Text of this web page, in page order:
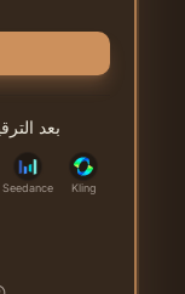
بعد
Seedance Kling